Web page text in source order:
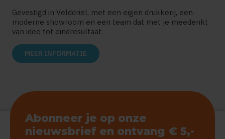
Gevestigd in Velddriel, met een eigen drukkerij, een
moderne showroom en een team dat met je meedenkt
van idee tot eindresultaat.
MEER INFORMATIE
Abonneer je op onze
nieuwsbrief en ontvang € 5,-